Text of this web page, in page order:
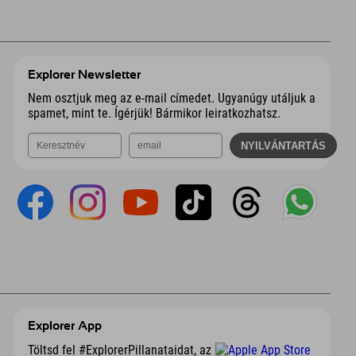
Explorer Newsletter
Nem osztjuk meg az e-mail címedet. Ugyanúgy utáljuk a
spamet, mint te. Ígérjük! Bármikor leiratkozhatsz.
Explorer App
Töltsd fel #ExplorerPillanataidat, az